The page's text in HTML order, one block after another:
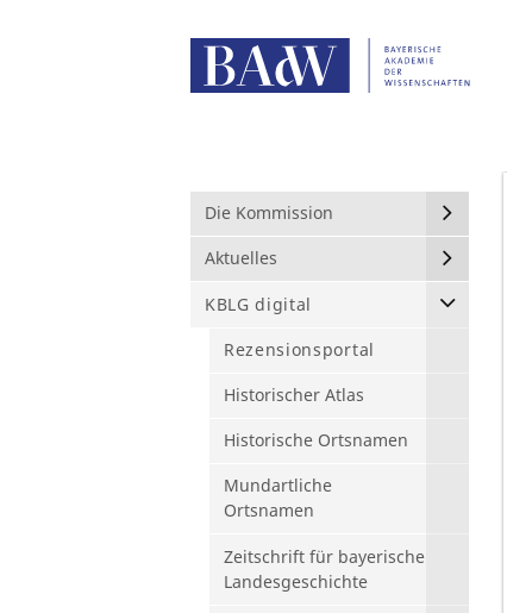
Die Kommission
Aktuelles
KBLG digital
Rezensionsportal
Historischer Atlas
Historische Ortsnamen
Mundartliche
Ortsnamen
Zeitschrift für bayerische
Landesgeschichte